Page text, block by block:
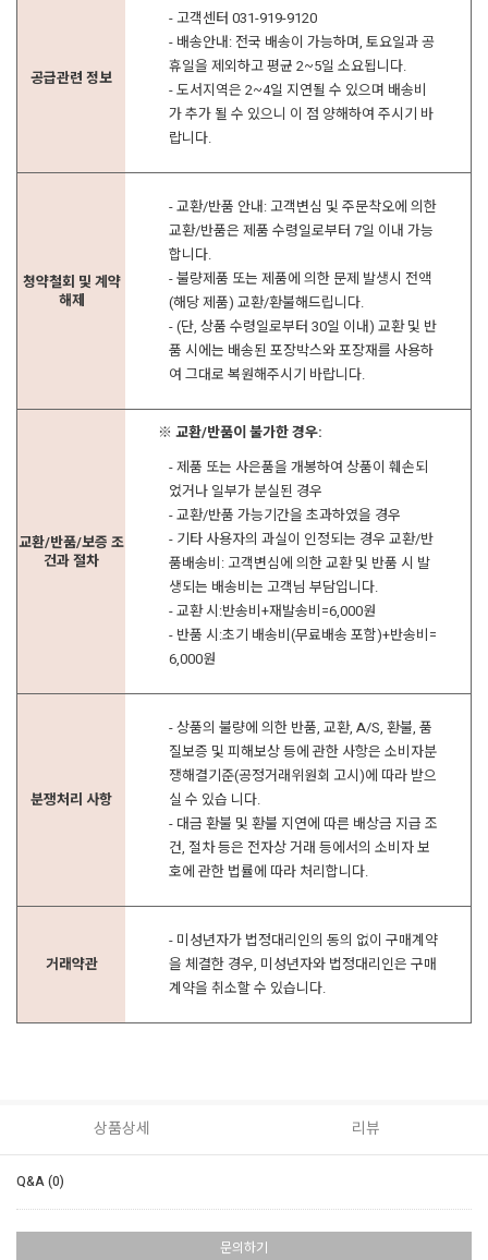
공급관련 정보
- 고객센터 031-919-9120
- 배송안내: 전국 배송이 가능하며, 토요일과 공
휴일을 제외하고 평균 2~5일 소요됩니다.
- 도서지역은 2~4일 지연될 수 있으며 배송비
가 추가 될 수 있으니 이 점 양해하여 주시기 바
랍니다.
청약철회 및 계약
해제
- 교환/반품 안내: 고객변심 및 주문착오에 의한
교환/반품은 제품 수령일로부터 7일 이내 가능
합니다.
- 불량제품 또는 제품에 의한 문제 발생시 전액
(해당 제품) 교환/환불해드립니다.
- (단, 상품 수령일로부터 30일 이내) 교환 및 반
품 시에는 배송된 포장박스와 포장재를 사용하
여 그대로 복원해주시기 바랍니다.
교환/반품/보증 조
건과 절차
※ 교환/반품이 불가한 경우:
- 제품 또는 사은품을 개봉하여 상품이 훼손되
었거나 일부가 분실된 경우
- 교환/반품 가능기간을 초과하였을 경우
- 기타 사용자의 과실이 인정되는 경우 교환/반
품배송비: 고객변심에 의한 교환 및 반품 시 발
생되는 배송비는 고객님 부담입니다.
- 교환 시:반송비+재발송비=6,000원
- 반품 시:초기 배송비(무료배송 포함)+반송비=
6,000원
분쟁처리 사항
- 상품의 불량에 의한 반품, 교환, A/S, 환불, 품
질보증 및 피해보상 등에 관한 사항은 소비자분
쟁해결기준(공정거래위원회 고시)에 따라 받으
실 수 있습 니다.
- 대금 환불 및 환불 지연에 따른 배상금 지급 조
건, 절차 등은 전자상 거래 등에서의 소비자 보
호에 관한 법률에 따라 처리합니다.
거래약관
- 미성년자가 법정대리인의 동의 없이 구매계약
을 체결한 경우, 미성년자와 법정대리인은 구매
계약을 취소할 수 있습니다.
상품상세 리뷰
Q&A (0)
문의하기